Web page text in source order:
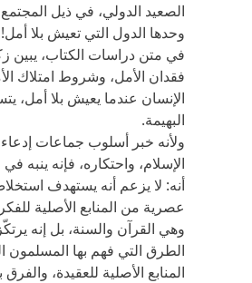
الصعيد الدولي، في ذيل المجتمع
وحدها الدول التي تعيش بلا أمل!
في متن دراسات الكتاب، يبين
فقدان الأمل، وشروط امتلاك
الإنسان عندما يعيش بلا أمل،
البهيمة.
ولأنه خبر أسلوب جماعات
الإسلام، واحتكاره، فإنه ينبه
أنه: لا يزعم أنه يستهدف
عصرية من المنابع الأصلية
وهي القرآن والسنة، بل إنه
الطرق التي فهم بها المسلمون
المنابع الأصلية للعقيدة، والفرق